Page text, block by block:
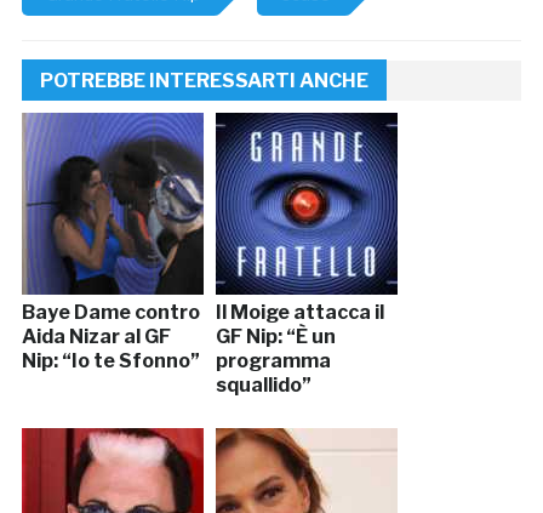
POTREBBE INTERESSARTI ANCHE
Baye Dame contro
Aida Nizar al GF
Nip: “Io te Sfonno”
Il Moige attacca il
GF Nip: “È un
programma
squallido”